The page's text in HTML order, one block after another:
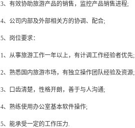
3、有效协助旅游产品的销售，监控产品销售进程;
4、公司内部及外部相关方的协调、配合;
5、岗位要求：
1、从事旅游工作一年以上，有计调工作经验者优先;
2、熟悉国内旅游市场，有独立操作团队经验及资源;
3、口齿清楚，性格开朗，善于与人沟通;
4、熟练使用办公室基本软件操作;
5、能承受一定的工作压力.